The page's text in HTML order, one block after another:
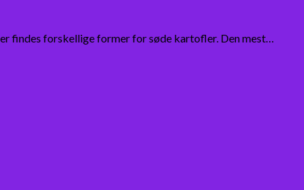
findes forskellige former for søde kartofler. Den mest…